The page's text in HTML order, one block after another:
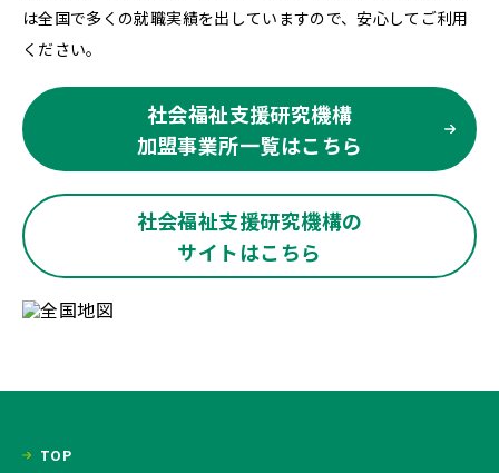
は全国で多くの就職実績を出していますので、安心してご利用
ください。
社会福祉支援研究機構
加盟事業所一覧はこちら
社会福祉支援研究機構の
サイトはこちら
TOP